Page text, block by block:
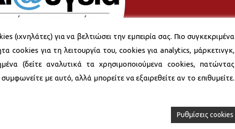
(ιχνηλάτες) για να βελτιώσει την εμπειρία σας. Πιο συγκεκριμένα
cookies για τη λειτουργία του, cookies για analytics, μάρκετινγκ,
(δείτε αναλυτικά τα χρησιμοποιούμενα cookies, πατώντας
με αυτό, αλλά μπορείτε να εξαιρεθείτε αν το επιθυμείτε.
Ρυθμίσεις cookies